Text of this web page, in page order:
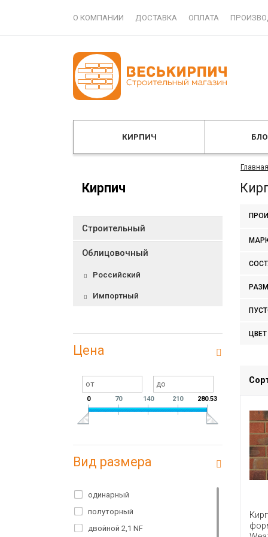
О КОМПАНИИ ДОСТАВКА ОПЛАТА
КИРПИЧ
Главная
Кирпич
Строительный
Облицовочный
Российский
Импортный
Цена
0 70 140 210 280.53
Вид размера
одинарный
полуторный
двойной 2,1 NF
ЦВЕТ